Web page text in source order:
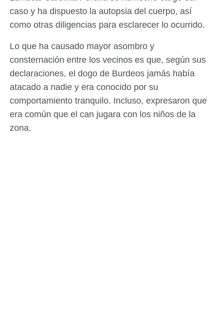
caso y ha dispuesto la autopsia del cuerpo, así
como otras diligencias para esclarecer lo ocurrido.
Lo que ha causado mayor asombro y
consternación entre los vecinos es que, según sus
declaraciones, el dogo de Burdeos jamás había
atacado a nadie y era conocido por su
comportamiento tranquilo. Incluso, expresaron que
era común que el can jugara con los niños de la
zona.